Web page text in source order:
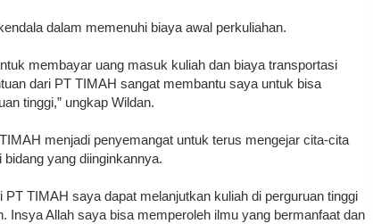
dalam memenuhi biaya awal perkuliahan.
membayar uang masuk kuliah dan biaya transportasi
dari PT TIMAH sangat membantu saya untuk bisa
tinggi,” ungkap Wildan.
menjadi penyemangat untuk terus mengejar cita-cita
yang diinginkannya.
PT TIMAH saya dapat melanjutkan kuliah di perguruan tinggi
Insya Allah saya bisa memperoleh ilmu yang bermanfaat dan